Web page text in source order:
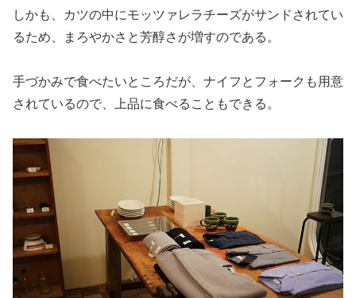
しかも、カツの中にモッツァレラチーズがサンドされてい
るため、まろやかさと芳醇さが増すのである。
手づかみで食べたいところだが、ナイフとフォークも用意
されているので、上品に食べることもできる。